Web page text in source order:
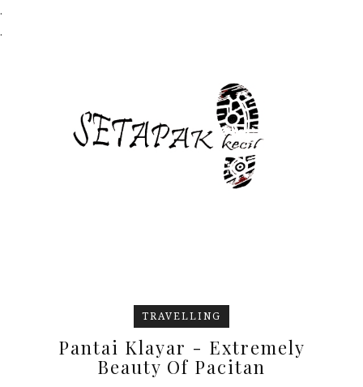
.
.
TRAVELLING
Pantai Klayar - Extremely
Beauty Of Pacitan